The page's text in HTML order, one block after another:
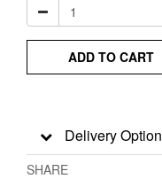
ADD TO CART
Delivery
SHARE